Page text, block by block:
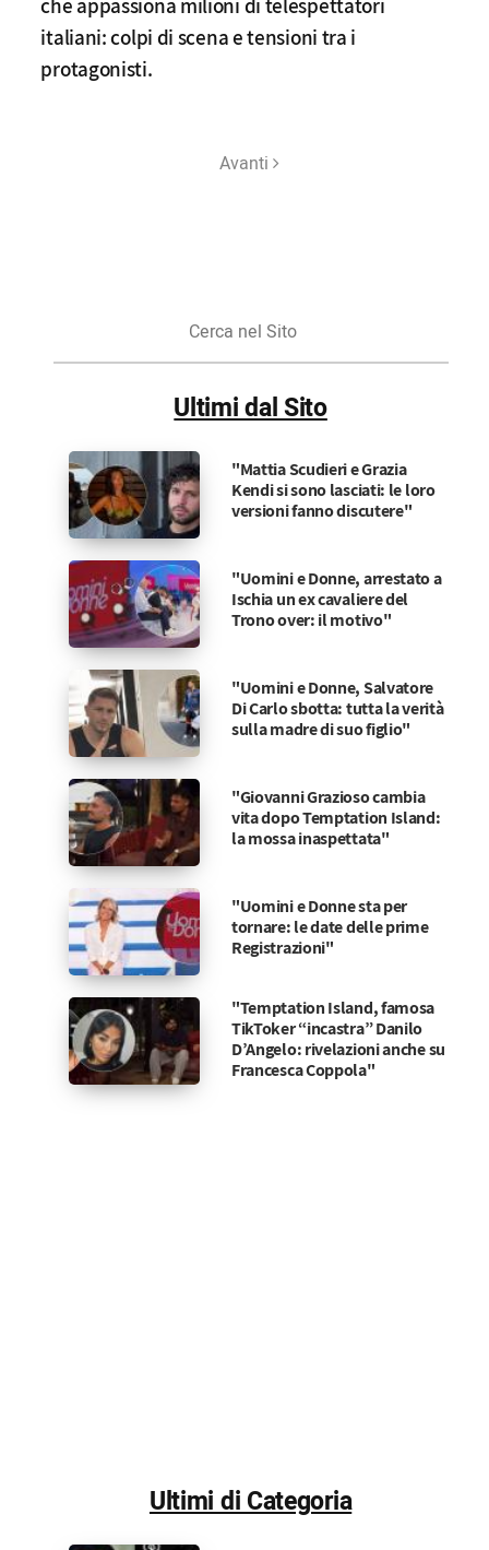
italiani: colpi di scena e tensioni tra i
protagonisti.
Avanti
Sito
Ultimi dal Sito
"Mattia Scudieri e Grazia
Kendi si sono lasciati: le loro
versioni fanno discutere"
"Uomini e Donne, arrestato a
Ischia un ex cavaliere del
Trono over: il motivo"
"Uomini e Donne, Salvatore
Di Carlo sbotta: tutta la verità
sulla madre di suo figlio"
"Giovanni Grazioso cambia
vita dopo Temptation Island:
la mossa inaspettata"
"Uomini e Donne sta per
tornare: le date delle prime
Registrazioni"
"Temptation Island, famosa
TikToker “incastra” Danilo
D’Angelo: rivelazioni anche su
Francesca Coppola"
Ultimi di Categoria